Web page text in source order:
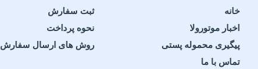
خانه
اخبار موتورولا
پیگیری محموله پستی
تماس با ما
ثبت سفارش
نحوه پرداخت
روش های ارسال سفارش